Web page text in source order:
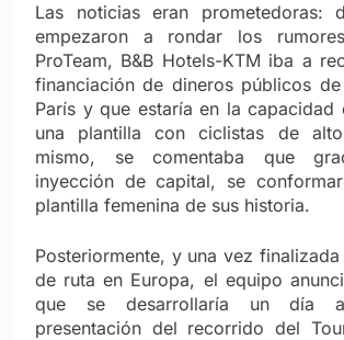
Las noticias eran prometedoras:
empezaron a rondar los
ProTeam, B&B Hotels-KTM iba a
financiación de dineros públicos
París y que estaría en la capacidad
una plantilla con ciclistas de
mismo, se comentaba que
inyección de capital, se
plantilla femenina de sus historia.
Posteriormente, y una vez
de ruta en Europa, el equipo
que se desarrollaría un día
presentación del recorrido del